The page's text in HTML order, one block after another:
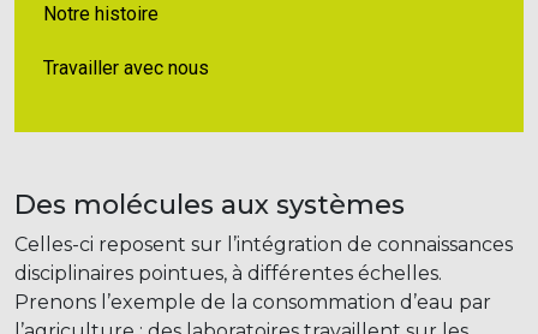
Notre histoire
Travailler avec nous
Des molécules aux systèmes
Celles-ci reposent sur l’intégration de connaissances
disciplinaires pointues, à différentes échelles.
Prenons l’exemple de la consommation d’eau par